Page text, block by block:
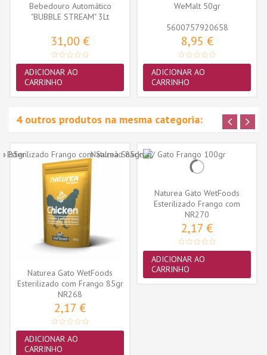
Bebedouro Automático
"BUBBLE STREAM" 3Lt
31,00 €
ADICIONAR AO
CARRINHO
WeMalt 50gr
5600757920658
8,95 €
ADICIONAR AO
CARRINHO
4 outros produtos na mesma categoria:
Naturea Gato WetFoods
Esterilizado com Frango 85gr
NR268
2,17 €
ADICIONAR AO
CARRINHO
Naturea Gato WetFoods
Esterilizado Frango com
Peixe...
NR270
2,17 €
ADICIONAR AO
CARRINHO